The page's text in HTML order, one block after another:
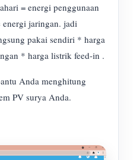
= energi penggunaan
jaringan. jadi
pakai sendiri * harga
* harga listrik feed-in .
Anda menghitung
PV surya Anda.